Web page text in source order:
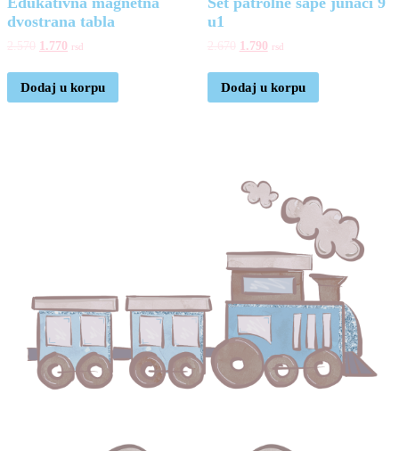
dvostrana tabla
1.770 rsd
Dodaj u korpu
u1
1.790 rsd
Dodaj u korpu